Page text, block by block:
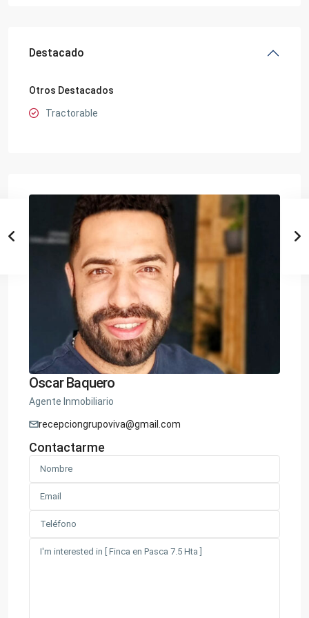
Destacado
Otros Destacados
Tractorable
Oscar Baquero
Agente Inmobiliario
recepciongrupoviva@gmail.com
Contactarme